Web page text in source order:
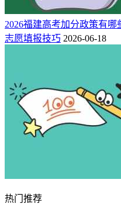
2026福建高考加分政策有
志愿填报技巧 2026-06-18
热门推荐